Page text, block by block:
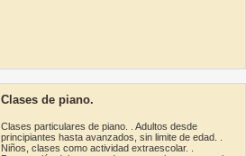
Clases de piano.
Clases particulares de piano. . Adultos desde
principiantes hasta avanzados, sin limite de edad. .
Niños, clases como actividad extraescolar. .